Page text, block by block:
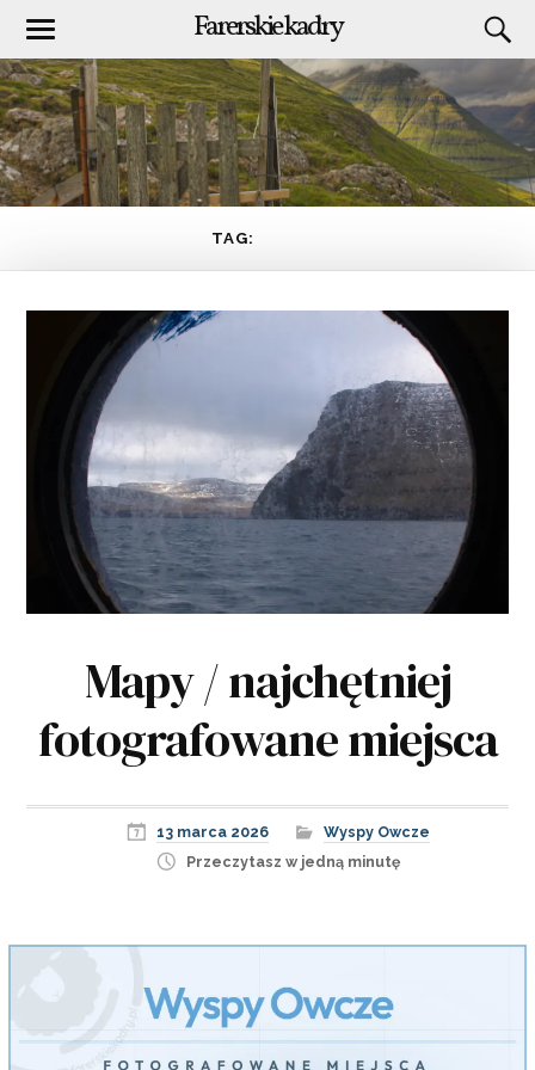
Farerskie kadry
TAG:
Mapy / najchętniej
fotografowane miejsca
13 marca 2026
Wyspy Owcze
Przeczytasz w jedną minutę